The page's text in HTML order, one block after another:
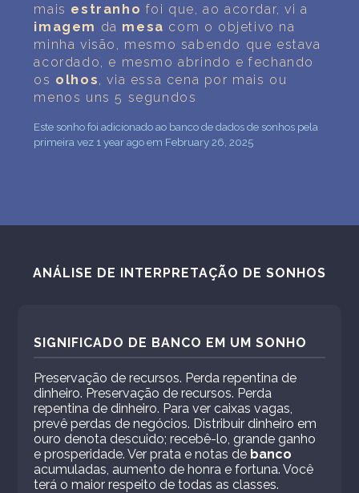
mais estranho foi que, ao acordar, vi a
imagem da mesa com o objetivo na
minha visão, mesmo sabendo que estava
acordado, e mesmo abrindo e fechando
os olhos
, via essa cena por mais ou
menos uns 5 segundos
Este sonho foi adicionado ao banco de dados de sonhos pela
primeira vez 1 year ago em February 26, 2025
ANÁLISE DE INTERPRETAÇÃO DE SONHOS
SIGNIFICADO DE BANCO EM UM SONHO
Preservação de recursos. Perda repentina de
dinheiro. Preservação de recursos. Perda
repentina de dinheiro. Para ver caixas vagas,
prevê perdas de negócios. Distribuir dinheiro em
ouro denota descuido; recebê-lo, grande ganho
e prosperidade. Ver prata e notas de banco
acumuladas, aumento de honra e fortuna. Você
terá o maior respeito de todas as classes.